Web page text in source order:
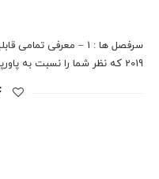
سرفصل ها : 1 – معرفی
2019 که نظر شما را نسبت به پاورپوینت تغییر…